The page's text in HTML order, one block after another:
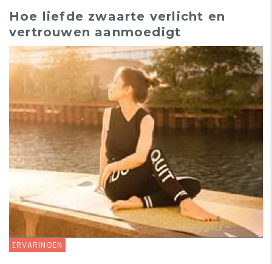
ERVARINGEN
Hoe liefde zwaarte verlicht en
vertrouwen aanmoedigt